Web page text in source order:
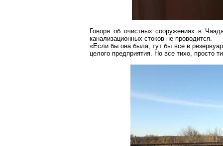
Говоря об очистных сооружениях в
канализационных стоков не проводится.
«Если бы она была, тут бы все в
целого предприятия. Но все тихо, просто